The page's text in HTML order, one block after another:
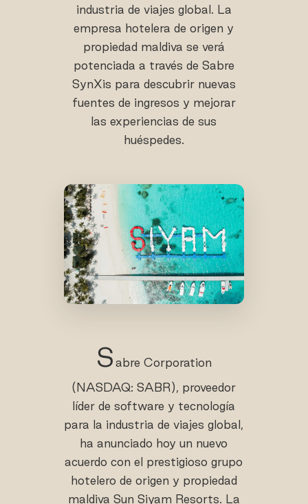
industria de viajes global. La
empresa hotelera de origen y
propiedad maldiva se verá
potenciada a través de Sabre
SynXis para descubrir nuevas
fuentes de ingresos y mejorar
las experiencias de sus
huéspedes.
S abre Corporation
(NASDAQ: SABR), proveedor
líder de software y tecnología
para la industria de viajes global,
ha anunciado hoy un nuevo
acuerdo con el prestigioso grupo
hotelero de origen y propiedad
maldiva Sun Siyam Resorts. La